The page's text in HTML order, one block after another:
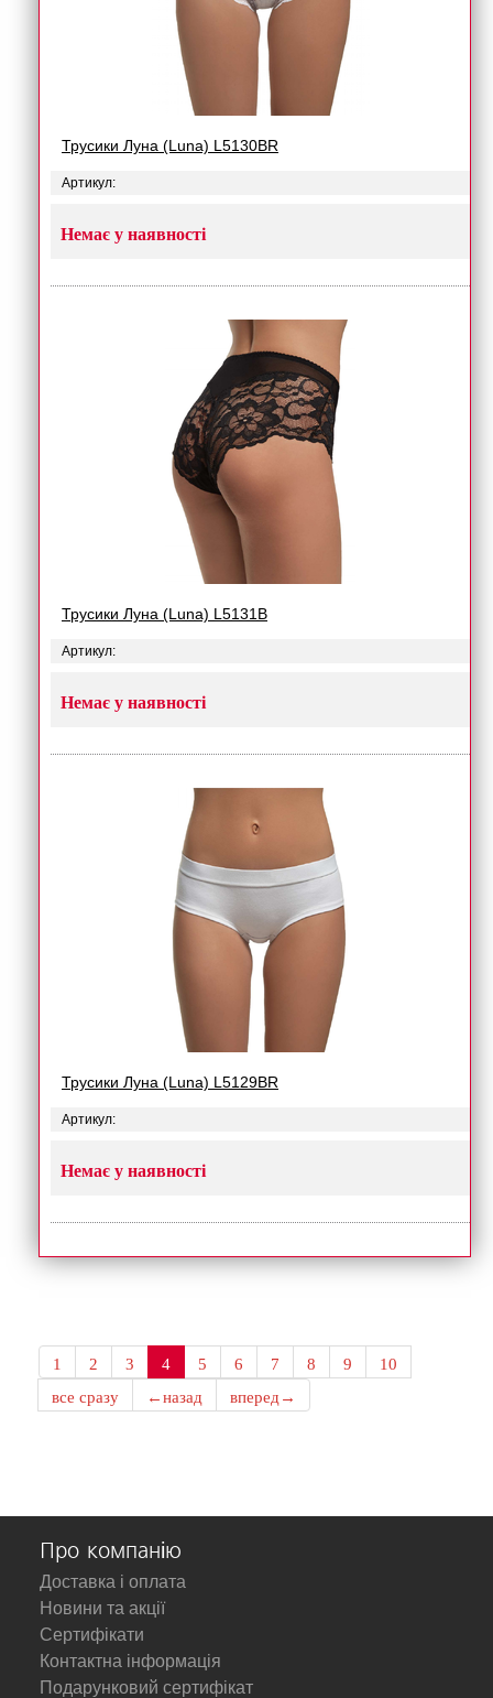
Трусики Луна (Luna) L5130BR
Артикул:
Немає у наявності
Трусики Луна (Luna) L5131B
Артикул:
Немає у наявності
Трусики Луна (Luna) L5129BR
Артикул:
Немає у наявності
1 2 3 4 5 6 7 8 9
10
все сразу
←назад вперед→
Про компанію
Доставка і оплата
Новини та акції
Сертифікати
Контактна інформація
Подарунковий сертифікат